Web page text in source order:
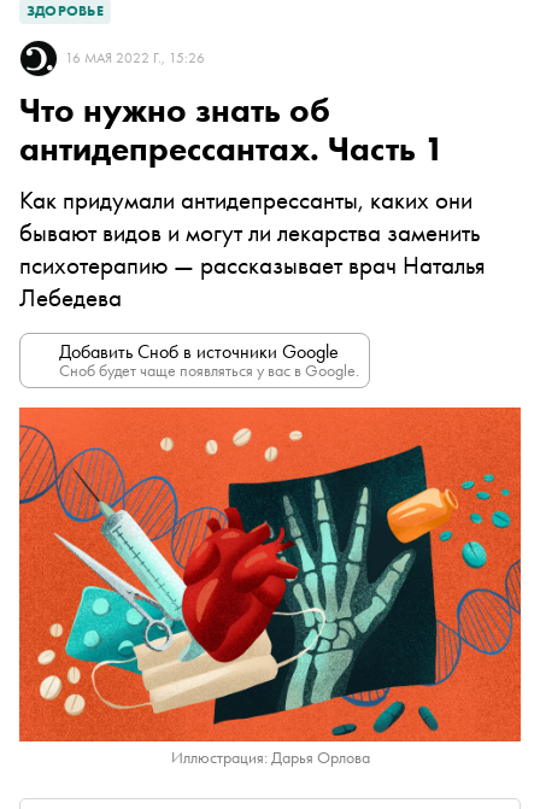
ЗДОРОВЬЕ
16 МАЯ 2022 Г., 15:26
Что нужно знать об
антидепрессантах. Часть 1
Как придумали антидепрессанты, каких они
бывают видов и могут ли лекарства заменить
психотерапию — рассказывает врач Наталья
Лебедева
Добавить Сноб в источники Google
Сноб будет чаще появляться у вас в Google.
Иллюстрация: Дарья Орлова